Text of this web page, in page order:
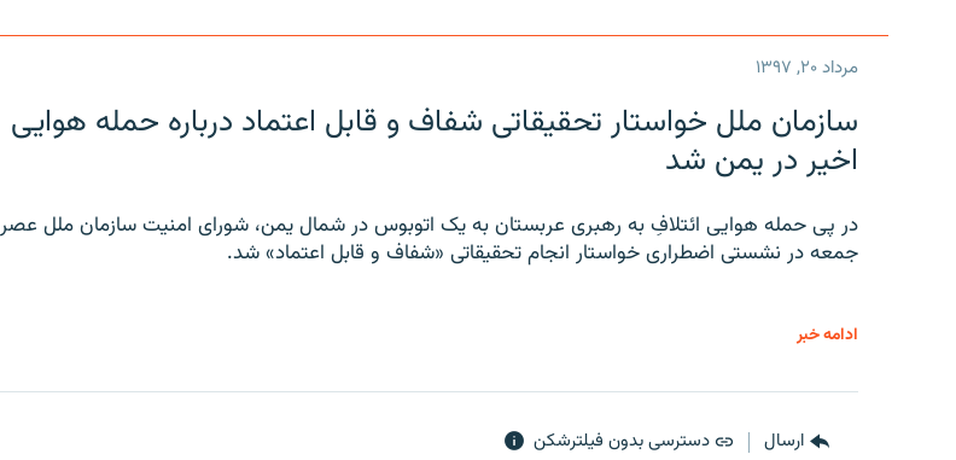
مرداد ۲۰, ۱۳۹۷
سازمان ملل خواستار تحقیقاتی شفاف و قابل اعتماد درباره حمله هوایی
اخیر در یمن شد
در پی حمله هوایی ائتلافِ به رهبری عربستان به یک اتوبوس در شمال یمن، شورای امنیت سازمان ملل عصر
جمعه در نشستی اضطراری خواستار انجام تحقیقاتی «شفاف و قابل اعتماد» شد.
ادامه خبر
ارسال دسترسی بدون فیلترشکن